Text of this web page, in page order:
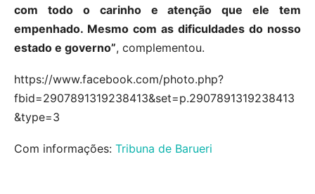
com todo o carinho e atenção que ele tem
empenhado. Mesmo com as dificuldades do nosso
estado e governo”, complementou.
https://www.facebook.com/photo.php?
fbid=2907891319238413&set=p.2907891319238413
&type=3
Com informações: Tribuna de Barueri